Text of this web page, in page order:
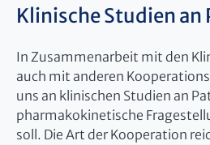
Klinische Studien an
In Zusammenarbeit mit den
auch mit anderen
uns an klinischen Studien an
pharmakokinetische
soll. Die Art der Kooperation